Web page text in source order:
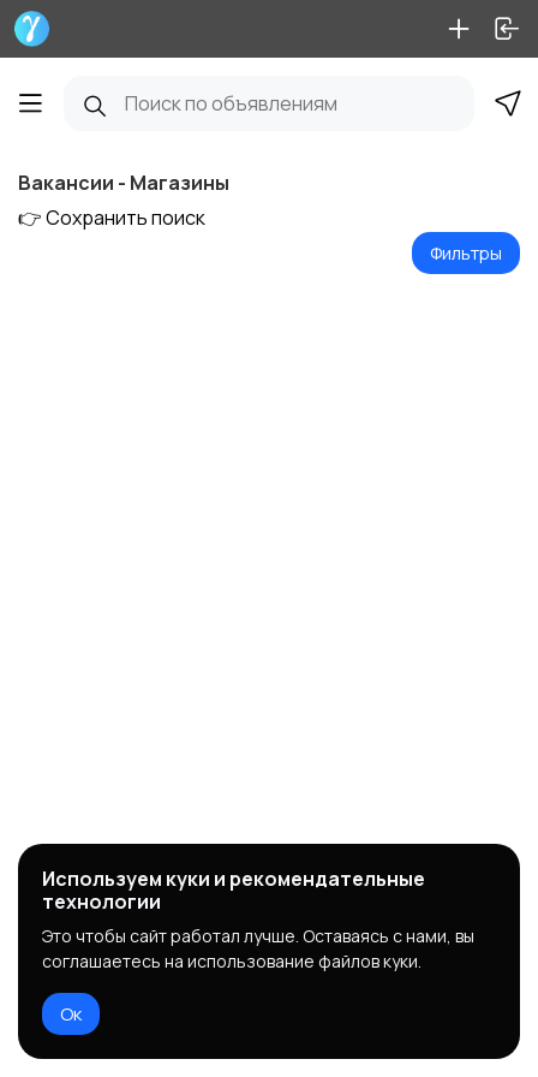
Вакансии - Магазины
👉 Сохранить поиск
Фильтры
Используем куки и рекомендательные
технологии
Это чтобы сайт работал лучше. Оставаясь с нами, вы
соглашаетесь на использование файлов куки.
Ок